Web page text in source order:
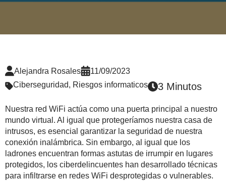
Alejandra Rosales
11/09/2023
Ciberseguridad, Riesgos informaticos 3 Minutos
Nuestra red WiFi actúa como una puerta principal a nuestro
mundo virtual. Al igual que protegeríamos nuestra casa de
intrusos, es esencial garantizar la seguridad de nuestra
conexión inalámbrica. Sin embargo, al igual que los
ladrones encuentran formas astutas de irrumpir en lugares
protegidos, los ciberdelincuentes han desarrollado técnicas
para infiltrarse en redes WiFi desprotegidas o vulnerables.